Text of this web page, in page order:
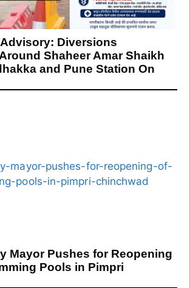
Diversions
Shaheer Amar Shaikh
and Pune Station On
Mayor Pushes for Reopening
Pools in Pimpri